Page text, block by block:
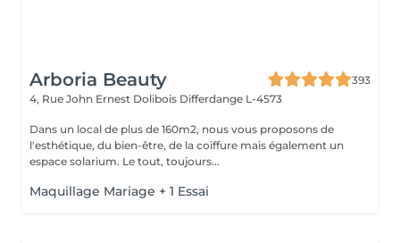
Arboria Beauty
393
4, Rue John Ernest Dolibois Differdange L-4573
Dans un local de plus de 160m2, nous vous proposons de
l'esthétique, du bien-être, de la coiffure mais également un
espace solarium. Le tout, toujours...
Maquillage Mariage + 1 Essai